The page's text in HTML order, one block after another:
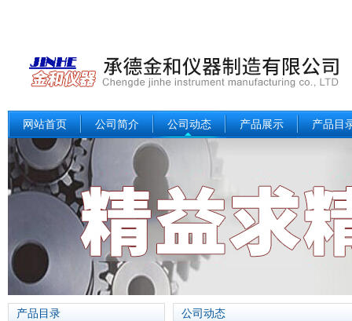
网站首页 公司简介 公司动态 产品展示 产品目
产品目录 公司动态